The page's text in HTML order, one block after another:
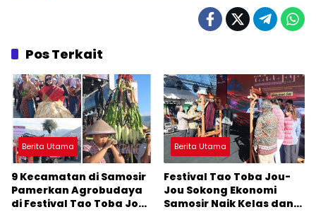
Pos Terkait
Berita Utama
9 Kecamatan di Samosir
Pamerkan Agrobudaya
di Festival Tao Toba Jou-
Berita Utama
Festival Tao Toba Jou-
Jou Sokong Ekonomi
Samosir Naik Kelas dan